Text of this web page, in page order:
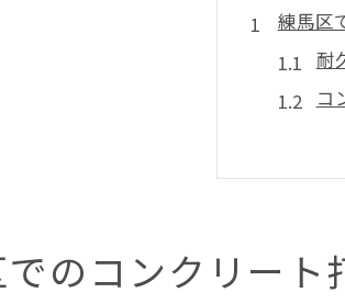
練馬区
耐
コ
耐
東京
のコンクリー